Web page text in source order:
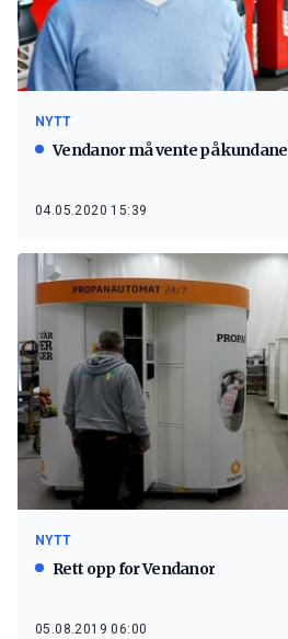
NYTT
Vendanor må vente på kundane
04.05.2020 15:39
NYTT
Rett opp for Vendanor
05.08.2019 06:00